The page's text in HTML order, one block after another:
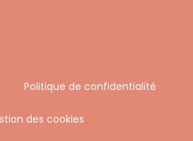
Politique de confidentialité
des cookies